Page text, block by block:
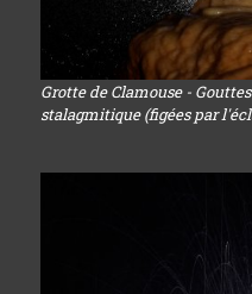
Grotte de Clamouse -
stalagmitique (figées par